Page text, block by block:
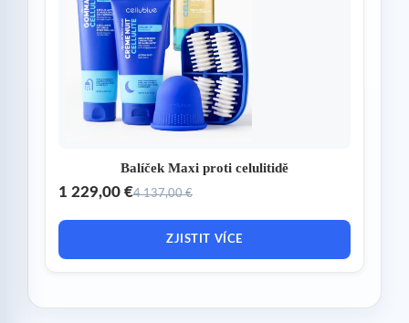
Balíček Maxi proti celulitidě
1 229,00 €4 137,00 €
ZJISTIT VÍCE